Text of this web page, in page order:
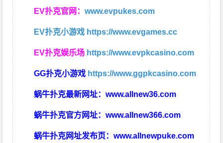
EV扑克官网：www.evpukes.com
EV扑克小游戏 https://www.evgames.cc
EV扑克娱乐场 https://www.evpkcasino.com
GG扑克小游戏 https://www.ggpkcasino.com
蜗牛扑克最新网址：www.allnew36.com
蜗牛扑克官方网址：www.allnew366.com
蜗牛扑克网址发布页：www.allnewpuke.com